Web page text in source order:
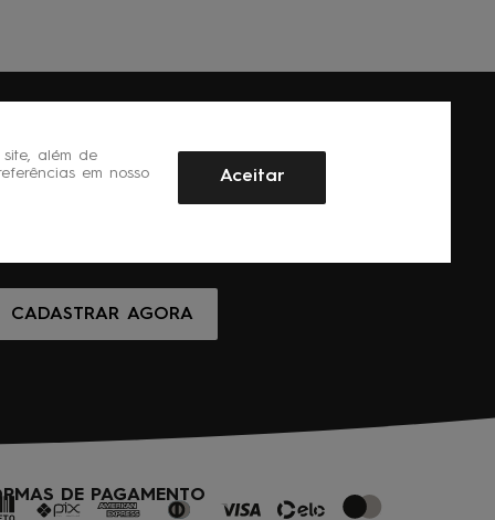
além de
em nosso
Aceitar
CADASTRAR AGORA
DE PAGAMENTO